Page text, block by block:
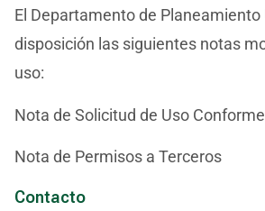
El Departamento de Planeamiento
disposición las siguientes notas
uso:
Nota de Solicitud de Uso Conforme
Nota de Permisos a Terceros
Contacto